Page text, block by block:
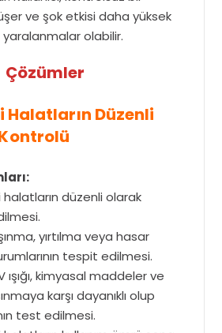
ve şok etkisi daha yüksek
yaralanmalar olabilir.
Çözümler
Halatların Düzenli
halatların düzenli olarak
yırtılma veya hasar
tespit edilmesi.
ışığı, kimyasal maddeler ve
karşı dayanıklı olup
test edilmesi.